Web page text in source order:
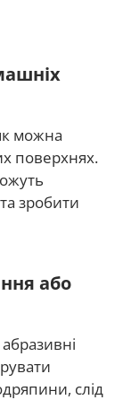
можна
поверхнях.
зробити
або
слід